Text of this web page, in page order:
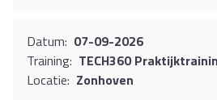
Datum: 07-09-2026
Training: TECH360
Locatie: Zonhoven